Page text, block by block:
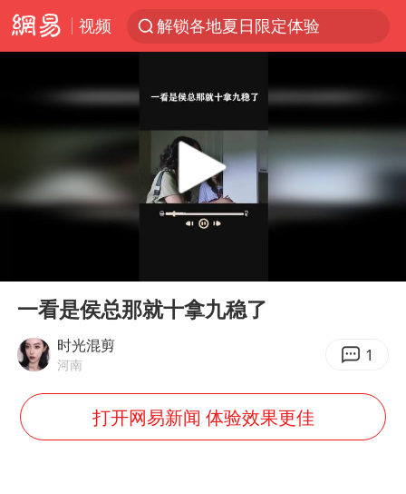
视频
解锁各地夏日限定体验
香港宏福苑火灾或由烟头引起
浙江金华：市民非必要不外出
网约车司机充电时猝死保险拒赔
中国父女泰国骑摩托车坠崖1死1伤
白海豚将正面袭击贯穿浙江
浙江台州《告全体市民书》
万岁山接盘烂尾恒大文旅城
薛之谦杭州站演唱会取消
Play
一看是侯总那就十拿九稳了
时光混剪
河南 1
打开网易新闻 体验效果更佳